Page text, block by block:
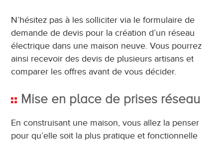
N’hésitez pas à les solliciter via le formulaire de
demande de devis pour la création d’un réseau
électrique dans une maison neuve. Vous pourrez
ainsi recevoir des devis de plusieurs artisans et
comparer les offres avant de vous décider.
Mise en place de prises réseau
En construisant une maison, vous allez la penser
pour qu’elle soit la plus pratique et fonctionnelle